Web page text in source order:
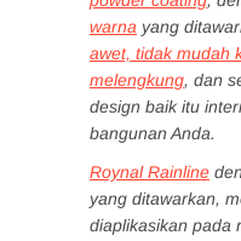
warna yang
awet, tidak mudah
melengkung, dan
design baik itu
bangunan Anda.
Roynal Rainline
yang ditawarkan,
diaplikasikan pada